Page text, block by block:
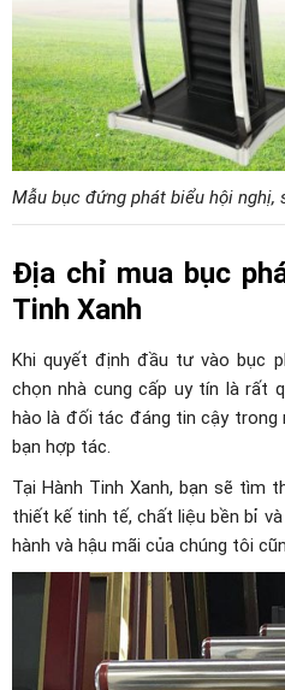
Mẫu bục đứng phát biểu hội nghị,
Địa chỉ mua bục
Tinh Xanh
Khi quyết định đầu tư vào bục
chọn nhà cung cấp uy tín là rất
hào là đối tác đáng tin cậy trong
bạn hợp tác.
Tại Hành Tinh Xanh, bạn sẽ tìm
thiết kế tinh tế, chất liệu bền bỉ
hành và hậu mãi của chúng tôi